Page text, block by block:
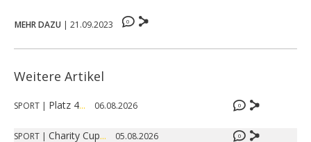
MEHR DAZU | 21.09.2023 0
Weitere Artikel
SPORT | Platz 4... 06.08.2026 0
SPORT | Charity Cup... 05.08.2026 0